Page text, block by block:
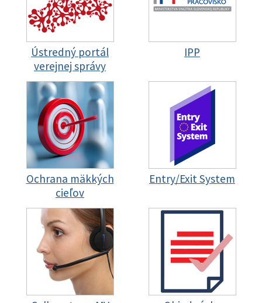
Ústredný portál
verejnej správy
IPP
Ochrana mäkkých
cieľov
Entry/Exit System